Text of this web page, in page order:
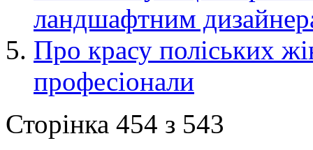
ландшафтним
Про красу поліських
професіонали
Сторінка 454 з 543